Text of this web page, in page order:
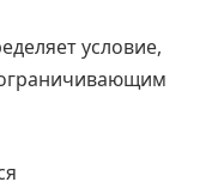
условие,